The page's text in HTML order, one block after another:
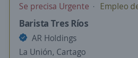
Se precisa Urgente Empleo
Barista Tres Ríos
AR Holdings
La Unión, Cartago